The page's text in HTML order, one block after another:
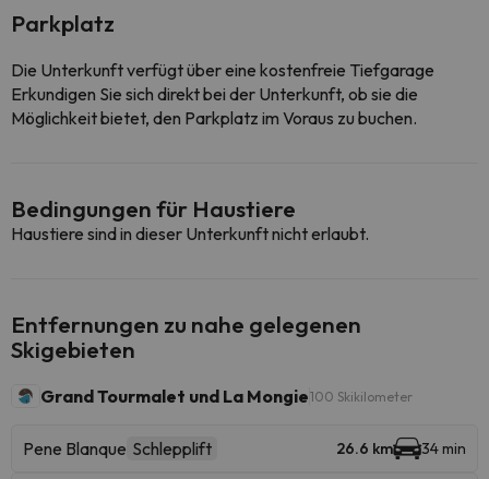
Parkplatz
Die Unterkunft verfügt über eine kostenfreie Tiefgarage
Erkundigen Sie sich direkt bei der Unterkunft, ob sie die
Möglichkeit bietet, den Parkplatz im Voraus zu buchen.
Bedingungen für Haustiere
Haustiere sind in dieser Unterkunft nicht erlaubt.
Entfernungen zu nahe gelegenen
Skigebieten
Grand Tourmalet und La Mongie100 Skikilometer
Pene Blanque Schlepplift 26.6 km 34 min